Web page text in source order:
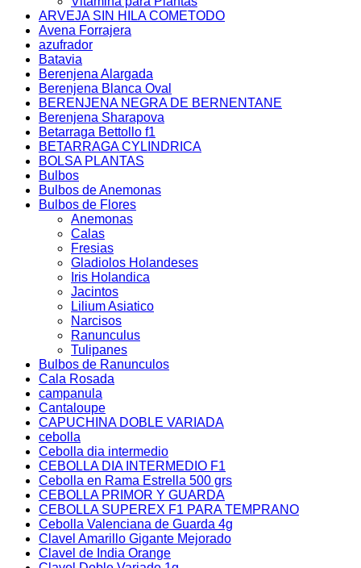
ARVEJA SIN HILA COMETODO
Avena Forrajera
azufrador
Batavia
Berenjena Alargada
Berenjena Blanca Oval
BERENJENA NEGRA DE BERNENTANE
Berenjena Sharapova
Betarraga Bettollo f1
BETARRAGA CYLINDRICA
BOLSA PLANTAS
Bulbos
Bulbos de Anemonas
Bulbos de Flores
Anemonas
Calas
Fresias
Gladiolos Holandeses
Iris Holandica
Jacintos
Lilium Asiatico
Narcisos
Ranunculus
Tulipanes
Bulbos de Ranunculos
Cala Rosada
campanula
Cantaloupe
CAPUCHINA DOBLE VARIADA
cebolla
Cebolla dia intermedio
CEBOLLA DIA INTERMEDIO F1
Cebolla en Rama Estrella 500 grs
CEBOLLA PRIMOR Y GUARDA
CEBOLLA SUPEREX F1 PARA TEMPRANO
Cebolla Valenciana de Guarda 4g
Clavel Amarillo Gigante Mejorado
Clavel de India Orange